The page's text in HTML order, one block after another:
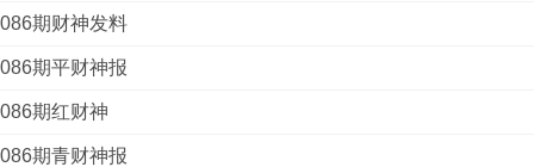
086期财神发料
086期平财神报
086期红财神
086期青财神报